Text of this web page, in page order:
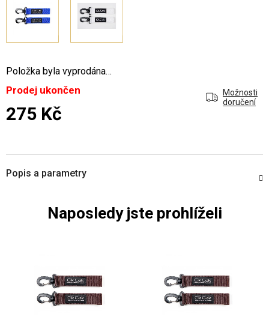
Položka byla vyprodána…
Prodej ukončen
Možnosti
doručení
275 Kč
Popis a parametry
Naposledy jste prohlíželi